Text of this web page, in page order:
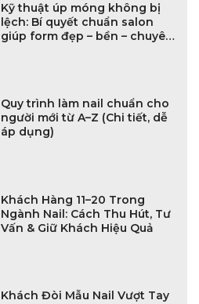
Kỹ thuật úp móng không bị
lệch: Bí quyết chuẩn salon
giúp form đẹp – bền – chuyên
Quy trình làm nail chuẩn cho
người mới từ A–Z (Chi tiết, dễ
áp dụng)
Khách Hàng 11–20 Trong
Ngành Nail: Cách Thu Hút, Tư
Vấn & Giữ Khách Hiệu Quả
Khách Đòi Mẫu Nail Vượt Tay